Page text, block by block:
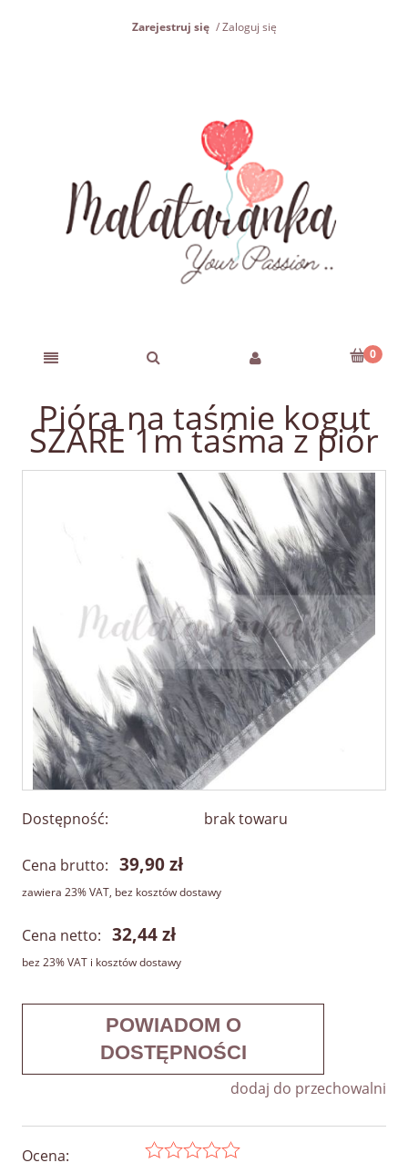
Zarejestruj się Zaloguj się
Pióra na taśmie kogut
SZARE 1m taśma z piór
Dostępność: brak towaru
Cena brutto: 39,90 zł
zawiera 23% VAT, bez kosztów dostawy
Cena netto: 32,44 zł
bez 23% VAT i kosztów dostawy
POWIADOM O
DOSTĘPNOŚCI
dodaj do przechowalni
Ocena: